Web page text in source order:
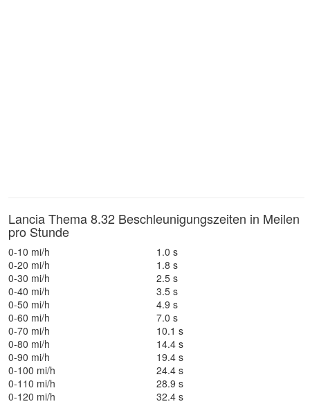
Lancia Thema 8.32 Beschleunigungszeiten in Meilen
pro Stunde
0-10 mi/h
1.0 s
0-20 mi/h
1.8 s
0-30 mi/h
2.5 s
0-40 mi/h
3.5 s
0-50 mi/h
4.9 s
0-60 mi/h
7.0 s
0-70 mi/h
10.1 s
0-80 mi/h
14.4 s
0-90 mi/h
19.4 s
0-100 mi/h
24.4 s
0-110 mi/h
28.9 s
0-120 mi/h
32.4 s